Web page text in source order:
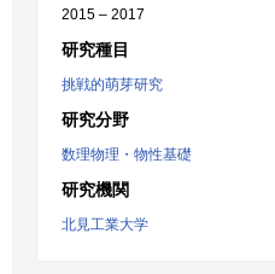
2015 – 2017
研究種目
挑戦的萌芽研究
研究分野
数理物理・物性基礎
研究機関
北見工業大学